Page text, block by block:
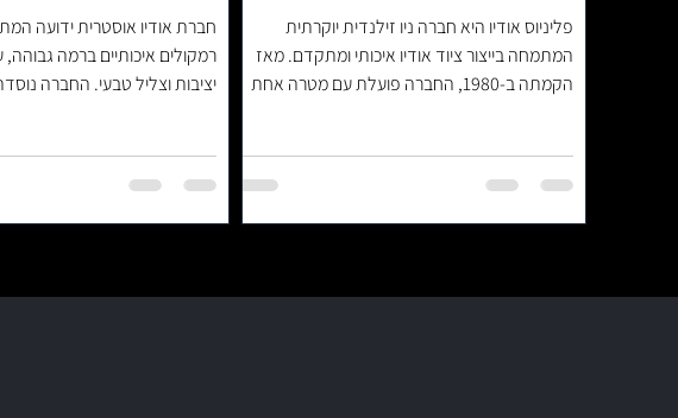
פליניוס אודיו היא חברה ניו זילנדית יוקרתית
המתמחה בייצור ציוד אודיו איכותי ומתקדם. מאז
הקמתה ב-1980, החברה פועלת עם מטרה אחת
חברת אודיו אוסטרית ידועה
רמקולים איכותיים ברמה